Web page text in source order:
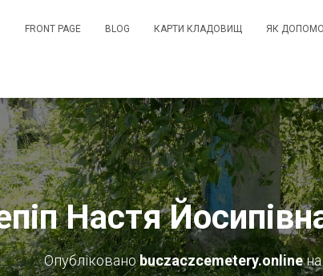
FRONT PAGE BLOG КАРТИ КЛАДОВИЩ ЯК
Настя
Опублікованоbuczaczcemetery.onlineна